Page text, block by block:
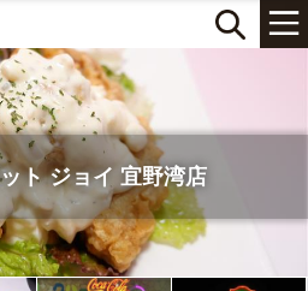
ト ジョイ 宜野湾店